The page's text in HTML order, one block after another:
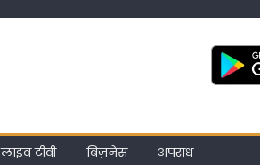
लाइव टीवी बिज़नेस
अपराध